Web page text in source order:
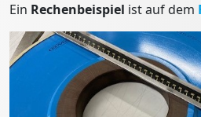
Ein Rechenbeispiel ist auf dem